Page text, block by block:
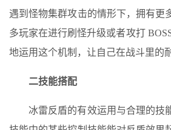
遇到怪物集群攻击的情形下，拥有更
多玩家在进行刷怪升级或者攻打
地运用这个机制，让自己在战斗里的
二技能搭配
冰雷反盾的有效运用与合理的技